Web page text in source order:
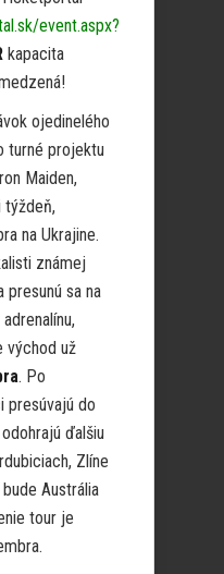
event.aspx?
kapacita
ojedinelého
turné projektu
Maiden,
týždeň,
na Ukrajine.
známej
presunú sa na
východ už
. Po
presúvajú do
ďalšiu
Zlíne
Austrália
tour je